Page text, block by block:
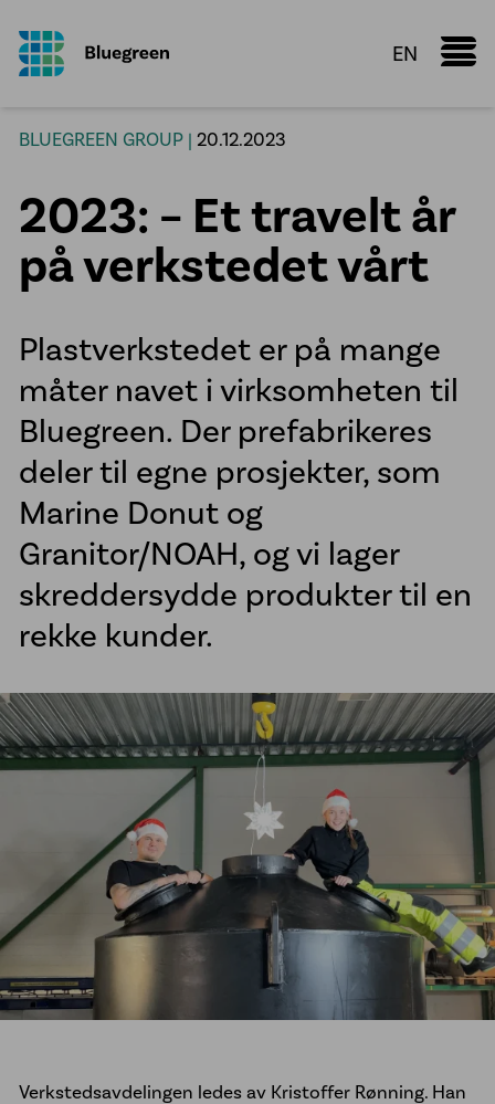
EN
Marine Donut
Kunnskapsdeling
Konfigurator
Vi leverer
Oppdrettsanlegg
Plastsveis
VA infrastruktur
Prefabrikasjon
Sveisetjenester kommune
Vannkummer i PE
McElroy sveisemaskiner
Line Tamer
Aktuelt
Referanseprosjekter
Jobb hos oss
Bærekraft
Etiske retningslinjer
Vårt engasjement for urfolk
Åpenhetsloven
Kontakt oss
BLUEGREEN GROUP | 20.12.2023
2023: – Et travelt år
på verkstedet vårt
Plastverkstedet er på mange
måter navet i virksomheten til
Bluegreen. Der prefabrikeres
deler til egne prosjekter, som
Marine Donut og
Granitor/NOAH, og vi lager
skreddersydde produkter til en
rekke kunder.
Verkstedsavdelingen ledes av Kristoffer Rønning. Han